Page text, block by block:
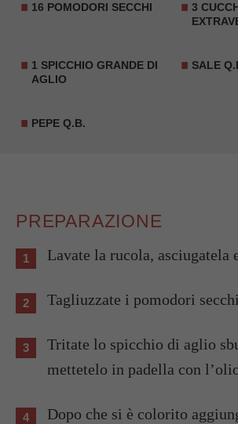
16 POMODORI SECCHI
3
1 SPICCHIO GRANDE DI
AGLIO
SALE
PEPE Q.B.
PREPARAZIONE
Lavate la rucola, asciugatela
Tagliuzzate i pomodori
Tritate lo spicchio di aglio
mettetelo in padella con
Dopo che si è colorito